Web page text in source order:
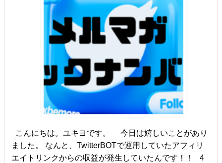
こんにちは。ユキヨです。 今日は嬉しいことがあり
ました。 なんと、TwitterBOTで運用していたアフィリ
エイトリンクからの収益が発生していたんです！！ 4